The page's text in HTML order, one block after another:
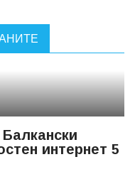
интернет 5